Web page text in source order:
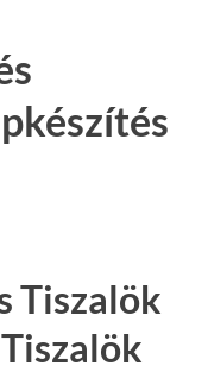
Tiszalök